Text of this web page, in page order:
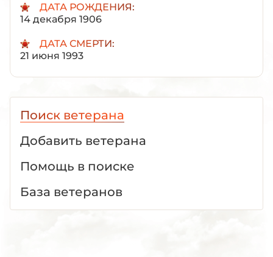
ДАТА РОЖДЕНИЯ:
14 декабря 1906
ДАТА СМЕРТИ:
21 июня 1993
Поиск ветерана
Добавить ветерана
Помощь в поиске
База ветеранов